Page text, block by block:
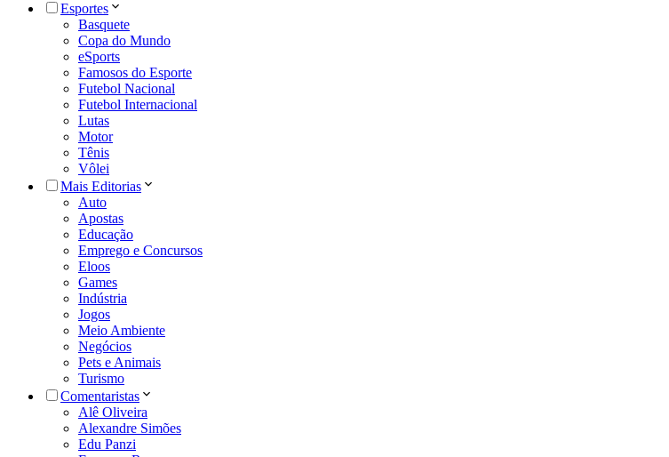
Esportes
Basquete
Copa do Mundo
eSports
Famosos do Esporte
Futebol Nacional
Futebol Internacional
Lutas
Motor
Tênis
Vôlei
Mais Editorias
Auto
Apostas
Educação
Emprego e Concursos
Eloos
Games
Indústria
Jogos
Meio Ambiente
Negócios
Pets e Animais
Turismo
Comentaristas
Alê Oliveira
Alexandre Simões
Edu Panzi